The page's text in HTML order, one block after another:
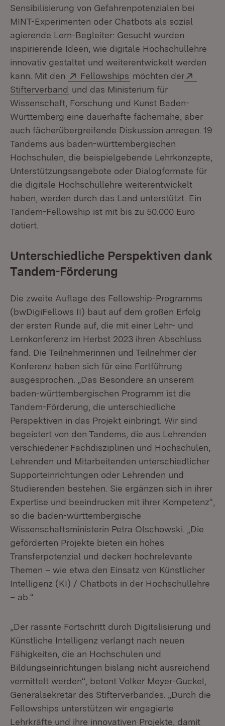
Sensibilisierung von Gefahrenpotenzialen bei
MINT-Experimenten oder Chatbots als sozial
agierende Lern-Begleiter: Gesucht wurden
inspirierende Ideen, wie digitale Hochschullehre
innovativ gestaltet und weiterentwickelt werden
kann. Mit den
Extern:
Fellowships (Öffnet in neuem
möchten der
Stifterverband (Öffnet in neuem Fenster)
und das Ministerium für
Wissenschaft, Forschung und Kunst Baden-
Württemberg eine dauerhafte fächernahe, aber
auch fächerübergreifende Diskussion anregen. 19
Tandems aus baden-württembergischen
Hochschulen, die beispielgebende Lehrkonzepte,
Unterstützungsangebote oder Dialogformate für
die digitale Hochschullehre weiterentwickelt
haben, werden durch das Land unterstützt. Ein
Tandem-Fellowship ist mit bis zu 50.000 Euro
dotiert.
Unterschiedliche Perspektiven dank
Tandem-Förderung
Die zweite Auflage des Fellowship-Programms
(bwDigiFellows II) baut auf dem großen Erfolg
der ersten Runde auf, die mit einer Lehr- und
Lernkonferenz im Herbst 2023 ihren Abschluss
fand. Die Teilnehmerinnen und Teilnehmer der
Konferenz haben sich für eine Fortführung
ausgesprochen. „Das Besondere an unserem
baden-württembergischen Programm ist die
Tandem-Förderung, die unterschiedliche
Perspektiven in das Projekt einbringt. Wir sind
begeistert von den Tandems, die aus Lehrenden
verschiedener Fachdisziplinen und Hochschulen,
Lehrenden und Mitarbeitenden unterschiedlicher
Supporteinrichtungen oder Lehrenden und
Studierenden bestehen. Sie ergänzen sich in ihrer
Expertise und beeindrucken mit ihrer Kompetenz“,
so die baden-württembergische
Wissenschaftsministerin Petra Olschowski. „Die
geförderten Projekte bieten ein hohes
Transferpotenzial und decken hochrelevante
Themen – wie etwa den Einsatz von Künstlicher
Intelligenz (KI) / Chatbots in der Hochschullehre
– ab.“
„Der rasante Fortschritt durch Digitalisierung und
Künstliche Intelligenz verlangt nach neuen
Fähigkeiten, die an Hochschulen und
Bildungseinrichtungen bislang nicht ausreichend
vermittelt werden“, betont Volker Meyer-Guckel,
Generalsekretär des Stifterverbandes. „Durch die
Fellowships unterstützen wir engagierte
Lehrkräfte und ihre innovativen Projekte, damit